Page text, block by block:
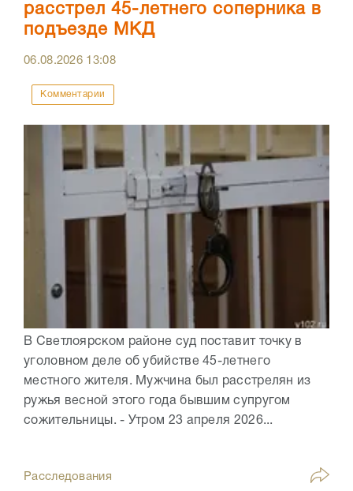
расстрел 45-летнего соперника в
подъезде МКД
06.08.2026 13:08
Комментарии
В Светлоярском районе суд поставит точку в
уголовном деле об убийстве 45-летнего
местного жителя. Мужчина был расстрелян из
ружья весной этого года бывшим супругом
сожительницы. - Утром 23 апреля 2026...
Расследования